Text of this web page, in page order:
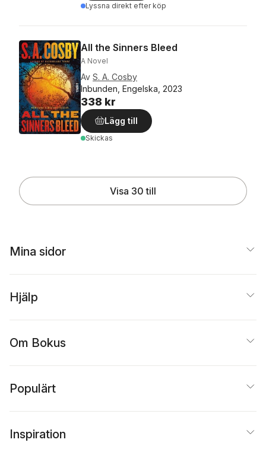
Lyssna direkt efter köp
All the Sinners Bleed
A Novel
Av S. A. Cosby
Inbunden, Engelska, 2023
338 kr
Lägg till
Skickas
Visa 30 till
Mina sidor
Hjälp
Om Bokus
Populärt
Inspiration